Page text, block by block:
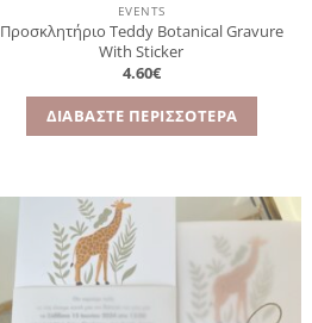
EVENTS
Προσκλητήριο Teddy Botanical Gravure
With Sticker
4.60€
ΔΙΑΒΆΣΤΕ ΠΕΡΙΣΣΌΤΕΡΑ
Πρόσθήκη
στην
επιθυμιών